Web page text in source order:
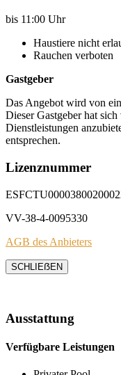
bis 11:00 Uhr
Haustiere nicht
Rauchen verboten
Gastgeber
Das Angebot wird von
Dieser Gastgeber hat
Dienstleistungen
entsprechen.
Lizenznummer
VV-38-4-0095330
AGB des Anbieters
SCHLIEẞEN
Ausstattung
Verfügbare Leistungen